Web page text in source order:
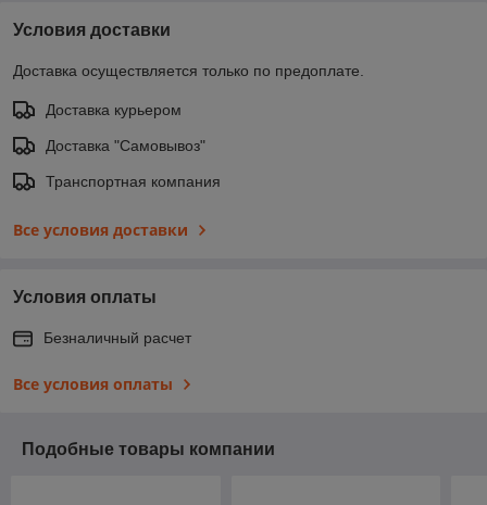
Условия доставки
Доставка осуществляется только по предоплате.
Доставка курьером
Доставка "Самовывоз"
Транспортная компания
Все условия доставки
Условия оплаты
Безналичный расчет
Все условия оплаты
Подобные товары компании